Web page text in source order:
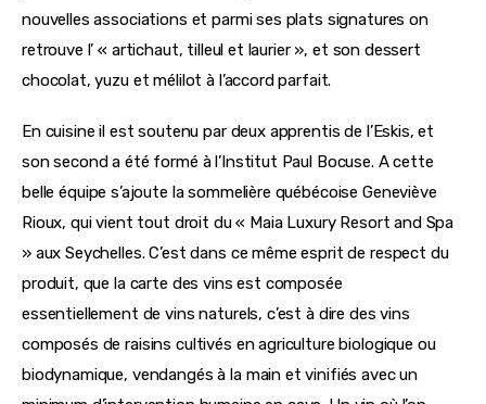
nouvelles associations et parmi ses plats signatures on
retrouve l’ « artichaut, tilleul et laurier », et son dessert
chocolat, yuzu et mélilot à l’accord parfait.
En cuisine il est soutenu par deux apprentis de l’Eskis, et
son second a été formé à l’Institut Paul Bocuse. A cette
belle équipe s’ajoute la sommelière québécoise Geneviève
Rioux, qui vient tout droit du « Maia Luxury Resort and Spa
» aux Seychelles. C’est dans ce même esprit de respect du
produit, que la carte des vins est composée
essentiellement de vins naturels, c’est à dire des vins
composés de raisins cultivés en agriculture biologique ou
biodynamique, vendangés à la main et vinifiés avec un